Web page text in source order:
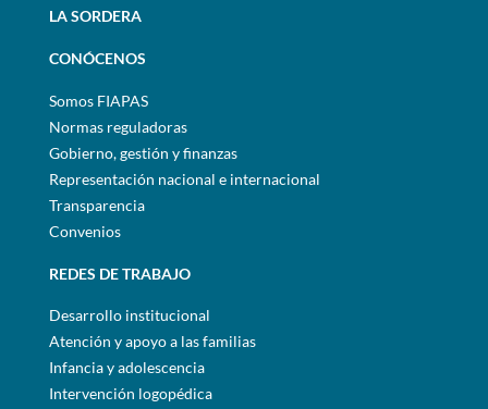
LA SORDERA
CONÓCENOS
Somos FIAPAS
Normas reguladoras
Gobierno, gestión y finanzas
Representación nacional e internacional
Transparencia
Convenios
REDES DE TRABAJO
Desarrollo institucional
Atención y apoyo a las familias
Infancia y adolescencia
Intervención logopédica